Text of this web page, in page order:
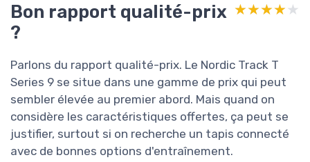
Bon rapport qualité-prix
?
★★★★★
★★★★★
Parlons du rapport qualité-prix. Le Nordic Track T
Series 9 se situe dans une gamme de prix qui peut
sembler élevée au premier abord. Mais quand on
considère les caractéristiques offertes, ça peut se
justifier, surtout si on recherche un tapis connecté
avec de bonnes options d'entraînement.